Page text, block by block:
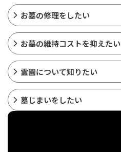
お墓の修理をしたい
お墓の維持コストを抑えたい
霊園について知りたい
墓じまいをしたい